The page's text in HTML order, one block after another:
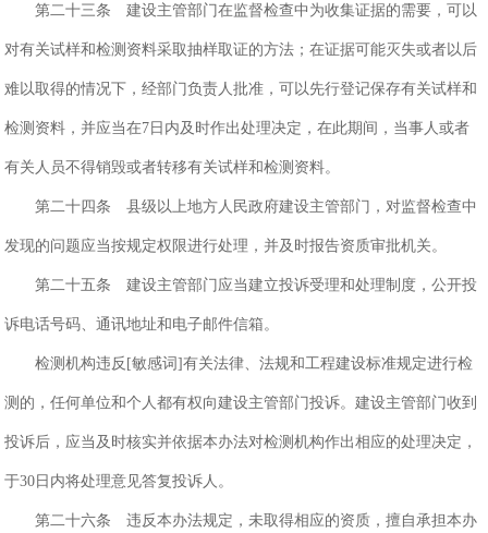
第二十三条 建设主管部门在监督检查中为收集证据的需要，可以
对有关试样和检测资料采取抽样取证的方法；在证据可能灭失或者以后
难以取得的情况下，经部门负责人批准，可以先行登记保存有关试样和
检测资料，并应当在7日内及时作出处理决定，在此期间，当事人或者
有关人员不得销毁或者转移有关试样和检测资料。
第二十四条 县级以上地方人民政府建设主管部门，对监督检查中
发现的问题应当按规定权限进行处理，并及时报告资质审批机关。
第二十五条 建设主管部门应当建立投诉受理和处理制度，公开投
诉电话号码、通讯地址和电子邮件信箱。
检测机构违反[敏感词]有关法律、法规和工程建设标准规定进行检
测的，任何单位和个人都有权向建设主管部门投诉。建设主管部门收到
投诉后，应当及时核实并依据本办法对检测机构作出相应的处理决定，
于30日内将处理意见答复投诉人。
第二十六条 违反本办法规定，未取得相应的资质，擅自承担本办